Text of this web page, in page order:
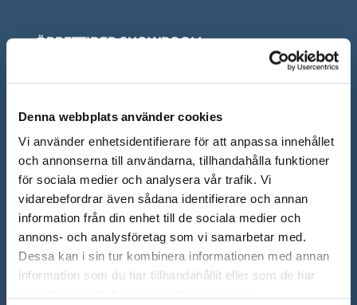
Denna webbplats använder cookies
Vi använder enhetsidentifierare för att anpassa innehållet
och annonserna till användarna, tillhandahålla funktioner
för sociala medier och analysera vår trafik. Vi
vidarebefordrar även sådana identifierare och annan
information från din enhet till de sociala medier och
annons- och analysföretag som vi samarbetar med.
Dessa kan i sin tur kombinera informationen med annan
information som du har tillhandahållit eller som de har
ÖPPETTIDER SHOWROOM
Sön: Stängt
Röda dagar: Stängt om inget annat anges
Adress: Ådalsvägen 271, 265 90 Åstorp
Telefon: 042 – 22 55 59